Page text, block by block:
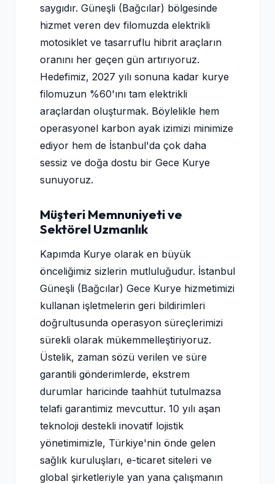
saygıdır. Güneşli (Bağcılar) bölgesinde
hizmet veren dev filomuzda elektrikli
motosiklet ve tasarruflu hibrit araçların
oranını her geçen gün artırıyoruz.
Hedefimiz, 2027 yılı sonuna kadar kurye
filomuzun %60'ını tam elektrikli
araçlardan oluşturmak. Böylelikle hem
operasyonel karbon ayak izimizi minimize
ediyor hem de İstanbul'da çok daha
sessiz ve doğa dostu bir Gece Kurye
sunuyoruz.
Müşteri Memnuniyeti ve
Sektörel Uzmanlık
Kapımda Kurye olarak en büyük
önceliğimiz sizlerin mutluluğudur. İstanbul
Güneşli (Bağcılar) Gece Kurye hizmetimizi
kullanan işletmelerin geri bildirimleri
doğrultusunda operasyon süreçlerimizi
sürekli olarak mükemmelleştiriyoruz.
Üstelik, zaman sözü verilen ve süre
garantili gönderimlerde, ekstrem
durumlar haricinde taahhüt tutulmazsa
telafi garantimiz mevcuttur. 10 yılı aşan
teknoloji destekli inovatif lojistik
yönetimimizle, Türkiye'nin önde gelen
sağlık kuruluşları, e-ticaret siteleri ve
global şirketleriyle yan yana çalışmanın